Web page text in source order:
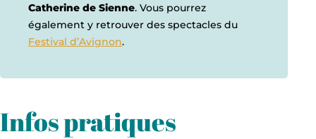
Catherine de Sienne. Vous pourrez
également y retrouver des spectacles du
Festival d’Avignon.
Infos pratiques